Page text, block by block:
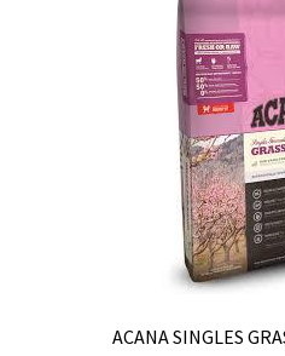
ACANA SINGLES